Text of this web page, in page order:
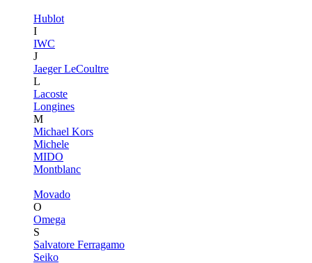
Hublot
I
IWC
J
Jaeger LeCoultre
L
Lacoste
Longines
M
Michael Kors
Michele
MIDO
Montblanc
Movado
O
Omega
S
Salvatore Ferragamo
Seiko